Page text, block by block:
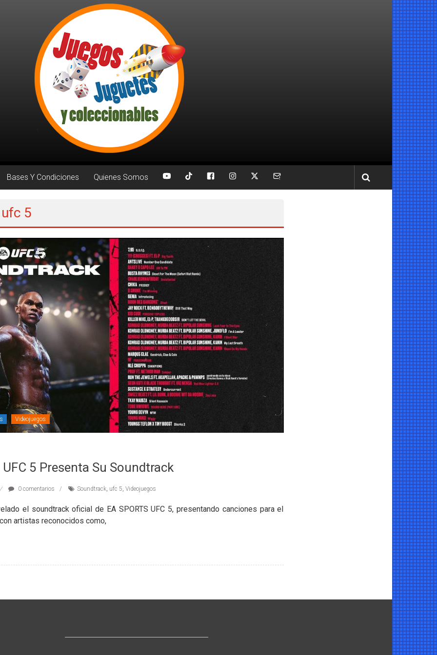
Bases Y Condiciones Quienes Somos
5
Videojuegos
UFC 5 Presenta Su Soundtrack
0 comentarios Soundtrack, ufc 5, Videojuegos
el soundtrack oficial de EA SPORTS UFC 5, presentando canciones para el
artistas reconocidos como,